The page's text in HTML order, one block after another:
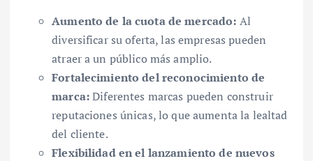
Aumento de la cuota de mercado: Al
diversificar su oferta, las empresas pueden
atraer a un público más amplio.
Fortalecimiento del reconocimiento de
marca:Diferentes marcas pueden construir
reputaciones únicas, lo que aumenta la lealtad
del cliente.
Flexibilidad en el lanzamiento de nuevos